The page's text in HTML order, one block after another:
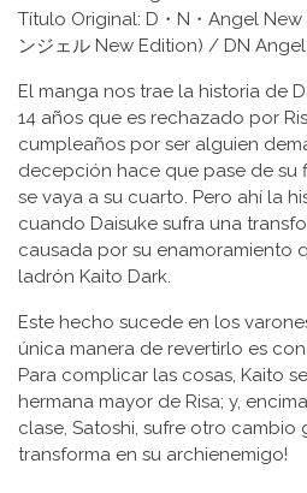
Título Original: D・N・Angel New
ンジェル New Edition) / DN
El manga nos trae la historia de
14 años que es rechazado por
cumpleaños por ser alguien
decepción hace que pase de su
se vaya a su cuarto. Pero ahí la
cuando Daisuke sufra una
causada por su enamoramiento
ladrón Kaito Dark.
Este hecho sucede en los
única manera de revertirlo es
Para complicar las cosas, Kaito
hermana mayor de Risa; y,
clase, Satoshi, sufre otro cambio
transforma en su archienemigo!